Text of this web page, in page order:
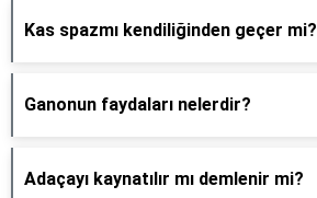
Kas spazmı kendiliğinden geçer mi?
Ganonun faydaları nelerdir?
Adaçayı kaynatılır mı demlenir mi?